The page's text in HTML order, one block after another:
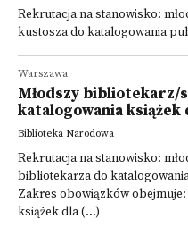
Rekrutacja na stanowisko:
kustosza do katalogowania
Warszawa
Młodszy
katalogowania książek
Biblioteka Narodowa
Rekrutacja na stanowisko:
bibliotekarza do
Zakres obowiązków
książek dla (...)